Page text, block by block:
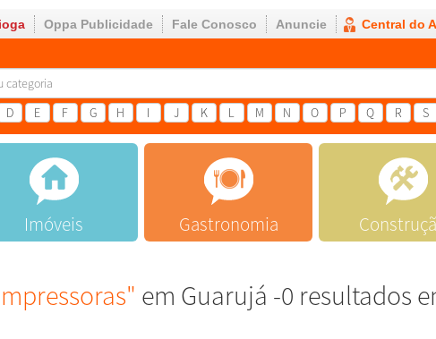
Oppa Publicidade Fale Conosco Anuncie Central do
D E F G H I J K L M N O P Q R S
Imóveis Gastronomia
em Guarujá -0 resultados